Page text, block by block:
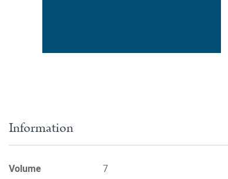
Information
Volume
7